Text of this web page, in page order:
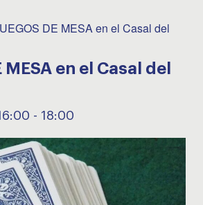
DE MESA en el Casal del
MESA en el Casal del
- 18:00